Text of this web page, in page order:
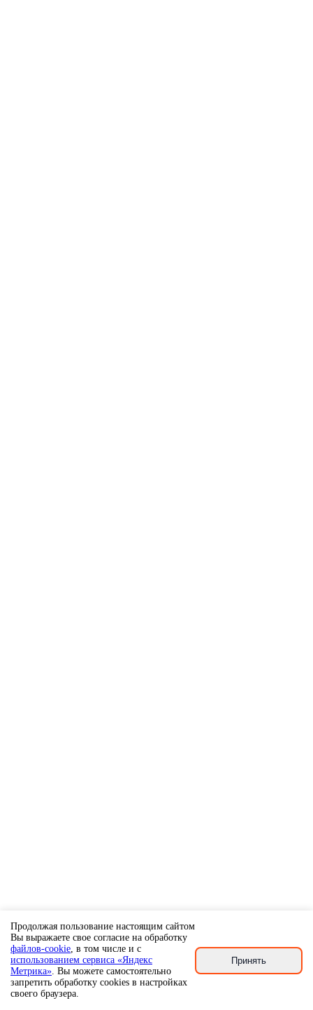
Продолжая пользование настоящим сайтом
Вы выражаете свое согласие на обработку
файлов-cookie, в том числе и с
использованием сервиса «Яндекс
Метрика». Вы можете самостоятельно
запретить обработку cookies в настройках
своего браузера.
Принять